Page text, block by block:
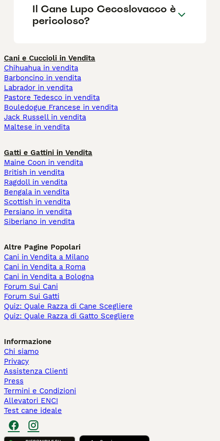
Il Cane Lupo Cecoslovacco è
pericoloso?
Cani e Cuccioli in Vendita
Chihuahua in vendita
Barboncino in vendita
Labrador in vendita
Pastore Tedesco in vendita
Bouledogue Francese in vendita
Jack Russell in vendita
Maltese in vendita
Gatti e Gattini in Vendita
Maine Coon in vendita
British in vendita
Ragdoll in vendita
Bengala in vendita
Scottish in vendita
Persiano in vendita
Siberiano in vendita
Altre Pagine Popolari
Cani in Vendita a Milano
Cani in Vendita a Roma
Cani in Vendita a Bologna
Forum Sui Cani
Forum Sui Gatti
Quiz: Quale Razza di Cane Scegliere
Quiz: Quale Razza di Gatto Scegliere
Informazione
Chi siamo
Privacy
Assistenza Clienti
Press
Termini e Condizioni
Allevatori ENCI
Test cane ideale